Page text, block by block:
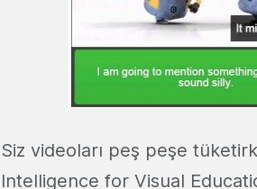
Siz videoları peş peşe
Intelligence for Visual